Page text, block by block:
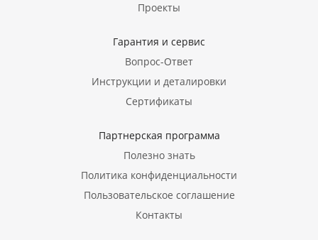
Проекты
Гарантия и сервис
Вопрос-Ответ
Инструкции и деталировки
Сертификаты
Партнерская программа
Полезно знать
Политика конфиденциальности
Пользовательское соглашение
Контакты